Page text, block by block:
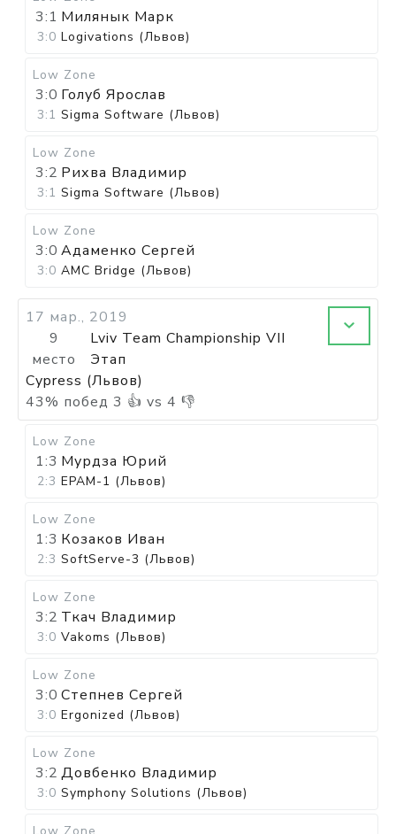
3:1 Милянык Марк
3:0 Logivations (Львов)
Low Zone
3:0 Голуб Ярослав
3:1 Sigma Software (Львов)
Low Zone
3:2 Рихва Владимир
3:1 Sigma Software (Львов)
Low Zone
3:0 Адаменко Сергей
3:0 AMC Bridge (Львов)
17 мар., 2019
9
место
Lviv Team Championship VII
Этап
Cypress (Львов)
43% побед 3 👍 vs 4 👎
Low Zone
1:3 Мурдза Юрий
2:3 EPAM-1 (Львов)
Low Zone
1:3 Козаков Иван
2:3 SoftServe-3 (Львов)
Low Zone
3:2 Ткач Владимир
3:0 Vakoms (Львов)
Low Zone
3:0 Степнев Сергей
3:0 Ergonized (Львов)
Low Zone
3:2 Довбенко Владимир
3:0 Symphony Solutions (Львов)